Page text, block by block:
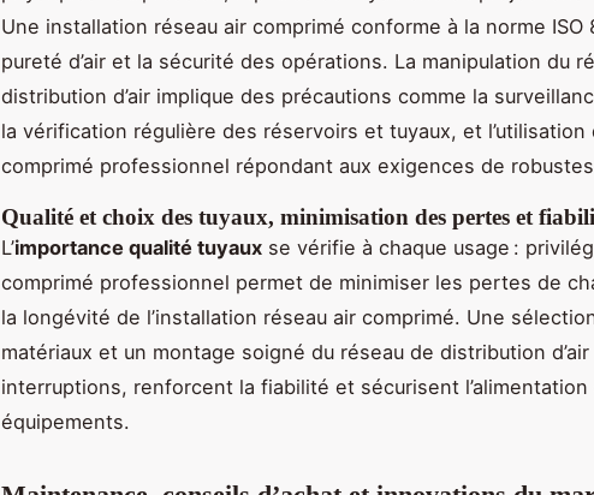
Une installation réseau air comprimé conforme à la norme ISO
pureté d’air et la sécurité des opérations. La manipulation du
distribution d’air implique des précautions comme la
la vérification régulière des réservoirs et tuyaux, et l’utilisation
comprimé professionnel répondant aux exigences de
Qualité et choix des tuyaux, minimisation des pertes et
L’importance qualité tuyaux se vérifie à chaque usage :
comprimé professionnel permet de minimiser les pertes de
la longévité de l’installation réseau air comprimé. Une
matériaux et un montage soigné du réseau de distribution
interruptions, renforcent la fiabilité et sécurisent l’alimentation
équipements.